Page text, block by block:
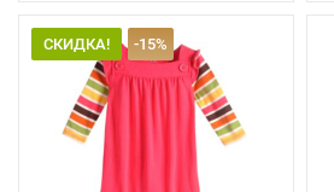
СКИДКА! -15%